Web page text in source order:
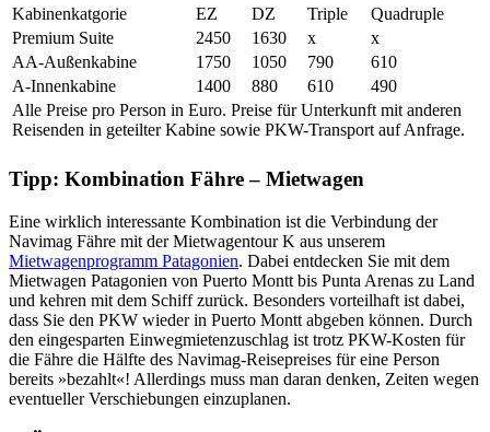
Kabinenkatgorie
EZ DZ Triple
Quadruple
Premium Suite
2450 1630 x
x
AA-Außenkabine
1750 1050 790
610
A-Innenkabine
1400 880 610
490
Alle Preise pro Person in Euro. Preise für Unterkunft mit anderen
Reisenden in geteilter Kabine sowie PKW-Transport auf Anfrage.
Tipp: Kombination Fähre – Mietwagen
Eine wirklich interessante Kombination ist die Verbindung der
Navimag Fähre mit der Mietwagentour K aus unserem
Mietwagenprogramm Patagonien. Dabei entdecken Sie mit dem
Mietwagen Patagonien von Puerto Montt bis Punta Arenas zu Land
und kehren mit dem Schiff zurück. Besonders vorteilhaft ist dabei,
dass Sie den PKW wieder in Puerto Montt abgeben können. Durch
den eingesparten Einwegmietenzuschlag ist trotz PKW-Kosten für
die Fähre die Hälfte des Navimag-Reisepreises für eine Person
bereits »bezahlt«! Allerdings muss man daran denken, Zeiten wegen
eventueller Verschiebungen einzuplanen.